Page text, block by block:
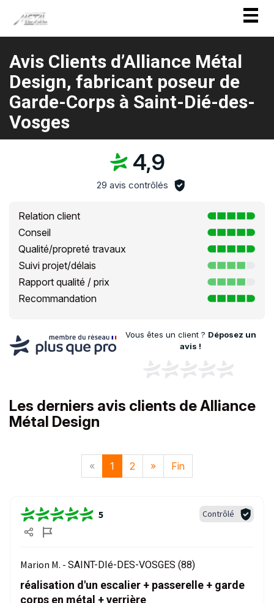
Avis Clients d’Alliance Métal
Design, fabricant poseur de
Garde-Corps à Saint-Dié-des-
Vosges
4,9
29 avis contrôlés
Relation client
Conseil
Qualité/propreté travaux
Suivi projet/délais
Rapport qualité / prix
Recommandation
Vous êtes un client ? Déposez un
avis !
Les derniers avis clients de Alliance
Métal Design
« 1 2 » Fin
5 Contrôlé
Marion M. - SAINT-DIé-DES-VOSGES (88)
réalisation d'un escalier + passerelle + garde
corps en métal + verrière